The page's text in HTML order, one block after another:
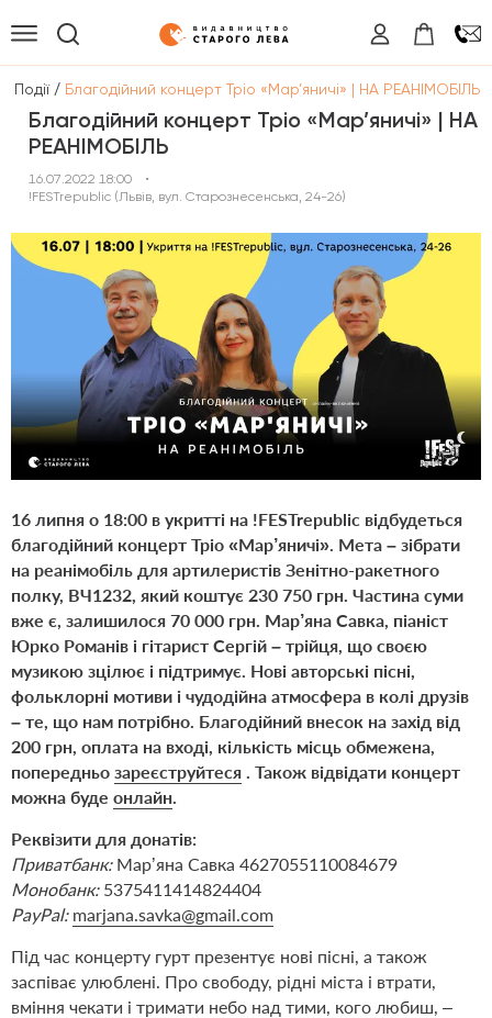
Події / Благодійний концерт Тріо «Мар’яничі» | НА РЕАНІМОБІЛЬ
Благодійний концерт Тріо «Мар’яничі» | НА
РЕАНІМОБІЛЬ
16.07.2022 18:00
•
!FESTrepublic (Львів, вул. Старознесенська, 24-26)
16 липня о 18:00 в укритті на !FESTrepublic відбудеться
благодійний концерт Тріо «Мар’яничі». Мета – зібрати
на реанімобіль для артилеристів Зенітно-ракетного
полку, ВЧ1232, який коштує 230 750 грн. Частина суми
вже є, залишилося 70 000 грн. Мар’яна Савка, піаніст
Юрко Романів і гітарист Сергій – трійця, що своєю
музикою зцілює і підтримує. Нові авторські пісні,
фольклорні мотиви і чудодійна атмосфера в колі друзів
– те, що нам потрібно. Благодійний внесок на захід від
200 грн, оплата на вході, кількість місць обмежена,
попередньо зареєструйтеся . Також відвідати концерт
можна буде онлайн.
Реквізити для донатів:
Приватбанк:Мар’яна Савка 4627055110084679
Монобанк:5375411414824404
PayPal: marjana.savka@gmail.com
Під час концерту гурт презентує нові пісні, а також
заспіває улюблені. Про свободу, рідні міста і втрати,
вміння чекати і тримати небо над тими, кого любиш, –